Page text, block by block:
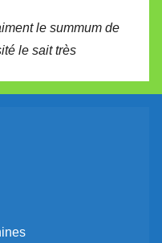
le summum de
le sait très